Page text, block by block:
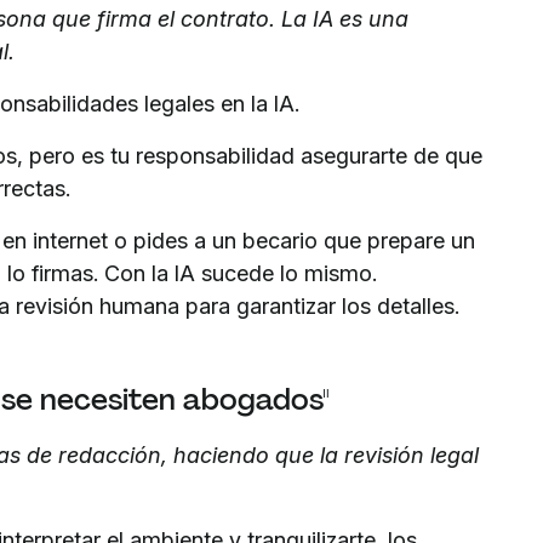
que firma el contrato. La IA es una
legales en la IA.
pero es tu responsabilidad asegurarte de que
internet o pides a un becario que prepare un
firmas. Con la IA sucede lo mismo.
humana para garantizar los detalles.
necesiten abogados"
de redacción, haciendo que la revisión legal